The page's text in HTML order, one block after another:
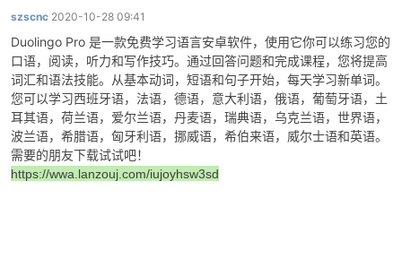
爱
szscnc 2020-10-28 09:41
Duolingo Pro 是一款免费学习语言安卓软件，使用它你可以练习您的
口语，阅读，听力和写作技巧。通过回答问题和完成课程，您将提高
词汇和语法技能。从基本动词，短语和句子开始，每天学习新单词。
您可以学习西班牙语，法语，德语，意大利语，俄语，葡萄牙语，土
耳其语，荷兰语，爱尔兰语，丹麦语，瑞典语，乌克兰语，世界语，
波兰语，希腊语，匈牙利语，挪威语，希伯来语，威尔士语和英语。
需要的朋友下载试试吧！
https://wwa.lanzouj.com/iujoyhsw3sd